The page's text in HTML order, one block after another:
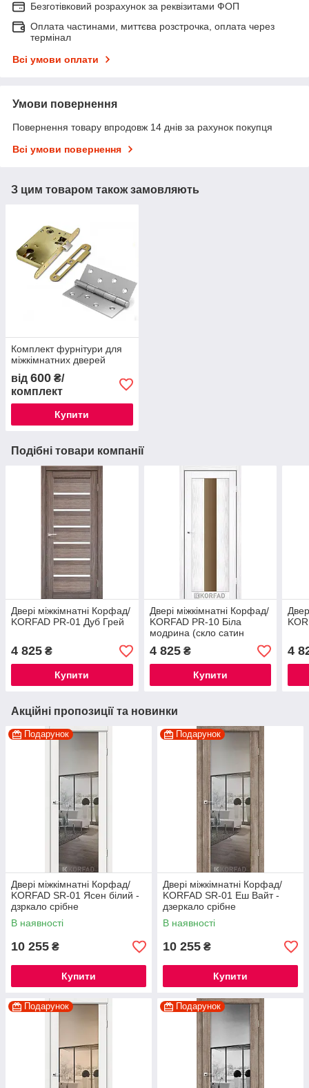
Безготівковий розрахунок за реквізитами ФОП
Оплата частинами, миттєва розстрочка, оплата через
термінал
Всі умови оплати
Умови повернення
Повернення товару впродовж 14 днів за рахунок покупця
Всі умови повернення
З цим товаром також замовляють
Комплект фурнітури для
міжкімнатних дверей
від 600 ₴/
комплект
Купити
Подібні товари компанії
Двері міжкімнатні Корфад/
KORFAD PR-01 Дуб Грей
4 825 ₴
Купити
Двері міжкімнатні Корфад/
KORFAD PR-10 Біла
модрина (скло сатин
4 825₴
Купити
4
Акційні пропозиції та новинки
Подарунок
Двері міжкімнатні Корфад/
KORFAD SR-01 Ясен білий -
дзркало срібне
В наявності
10 255 ₴
Купити
Подарунок
Двері міжкімнатні Корфад/
KORFAD SR-01 Еш Вайт -
дзеркало срібне
В наявності
10 255 ₴
Купити
Подарунок Подарунок